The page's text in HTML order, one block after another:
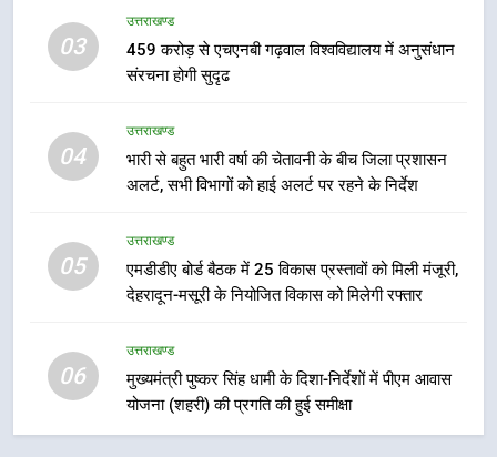
सुरक्षा मानकों से कोई समझौता नहींः डीएम
03
उत्तराखण्ड
459 करोड़ से एचएनबी गढ़वाल विश्वविद्यालय में अनुसंधान
संरचना होगी सुदृढ
04
उत्तराखण्ड
भारी से बहुत भारी वर्षा की चेतावनी के बीच जिला प्रशासन
अलर्ट, सभी विभागों को हाई अलर्ट पर रहने के निर्देश
05
उत्तराखण्ड
एमडीडीए बोर्ड बैठक में 25 विकास प्रस्तावों को मिली मंजूरी,
देहरादून-मसूरी के नियोजित विकास को मिलेगी रफ्तार
06
उत्तराखण्ड
मुख्यमंत्री पुष्कर सिंह धामी के दिशा-निर्देशों में पीएम आवास
योजना (शहरी) की प्रगति की हुई समीक्षा
गिरफ्तार
उत्तराखण्ड
भारी बारिश का अलर्ट! 6 अगस्त को
देहरादून में स्कूल बंद
1
मुख्यमंत्री धामी बोले- युवाओं को रोजगार
भर्ती
दिल्ली-देहरादून आर्थिक कॉरिडोर से जुड़ी